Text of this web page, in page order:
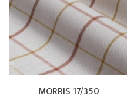
MORRIS 17/350